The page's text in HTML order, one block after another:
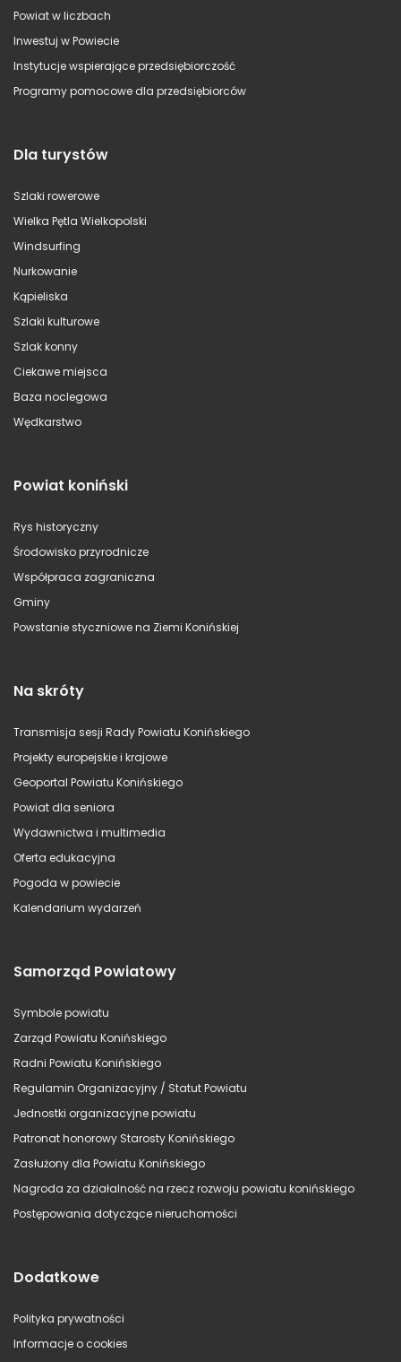
Powiat w liczbach
Inwestuj w Powiecie
Instytucje wspierające przedsiębiorczość
Programy pomocowe dla przedsiębiorców
Dla turystów
Szlaki rowerowe
Wielka Pętla Wielkopolski
Windsurfing
Nurkowanie
Kąpieliska
Szlaki kulturowe
Szlak konny
Ciekawe miejsca
Baza noclegowa
Wędkarstwo
Powiat koniński
Rys historyczny
Środowisko przyrodnicze
Współpraca zagraniczna
Gminy
Powstanie styczniowe na Ziemi Konińskiej
Na skróty
Transmisja sesji Rady Powiatu Konińskiego
Projekty europejskie i krajowe
Geoportal Powiatu Konińskiego
Powiat dla seniora
Wydawnictwa i multimedia
Oferta edukacyjna
Pogoda w powiecie
Kalendarium wydarzeń
Samorząd Powiatowy
Symbole powiatu
Zarząd Powiatu Konińskiego
Radni Powiatu Konińskiego
Regulamin Organizacyjny / Statut Powiatu
Jednostki organizacyjne powiatu
Patronat honorowy Starosty Konińskiego
Zasłużony dla Powiatu Konińskiego
Nagroda za działalność na rzecz rozwoju powiatu konińskiego
Postępowania dotyczące nieruchomości
Dodatkowe
Polityka prywatności
Informacje o cookies